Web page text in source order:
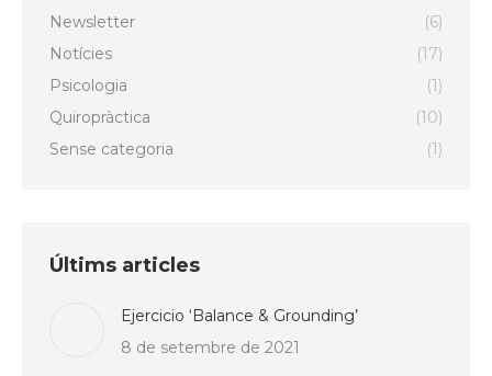
Newsletter
(6)
Notícies
(17)
Psicologia
(1)
Quiropràctica
(10)
Sense categoria
(1)
Últims articles
Ejercicio ‘Balance & Grounding’
8 de setembre de 2021